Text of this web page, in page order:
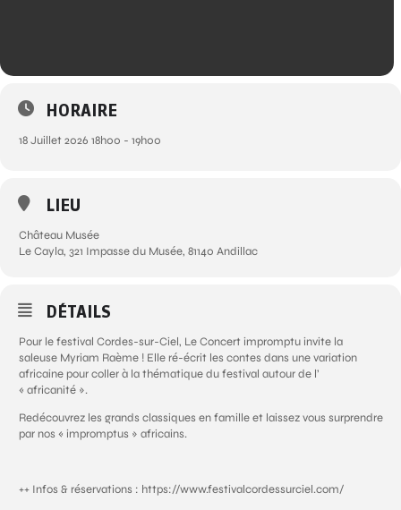
HORAIRE
18 Juillet 2026 18h00 - 19h00
LIEU
Château Musée
Le Cayla, 321 Impasse du Musée, 81140 Andillac
DÉTAILS
Pour le festival Cordes-sur-Ciel, Le Concert impromptu invite la
saleuse Myriam Raème ! Elle ré-écrit les contes dans une variation
africaine pour coller à la thématique du festival autour de l’
« africanité ».
Redécouvrez les grands classiques en famille et laissez vous surprendre
par nos « impromptus » africains.
++ Infos & réservations : https://www.festivalcordessurciel.com/